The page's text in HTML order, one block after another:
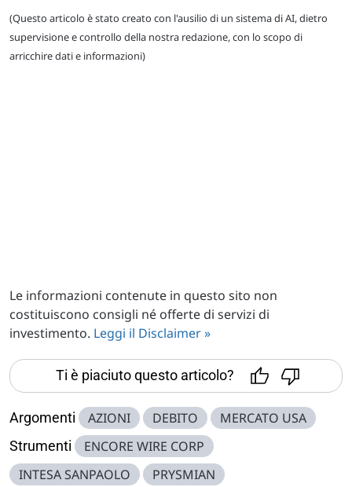
(Questo articolo è stato creato con l'ausilio di un sistema di AI, dietro
supervisione e controllo della nostra redazione, con lo scopo di
arricchire dati e informazioni)
Le informazioni contenute in questo sito non
costituiscono consigli né offerte di servizi di
investimento. Leggi il Disclaimer »
Ti è piaciuto questo articolo?
Argomenti AZIONI DEBITO MERCATO USA
Strumenti
ENCORE WIRE CORP
INTESA SANPAOLO
PRYSMIAN